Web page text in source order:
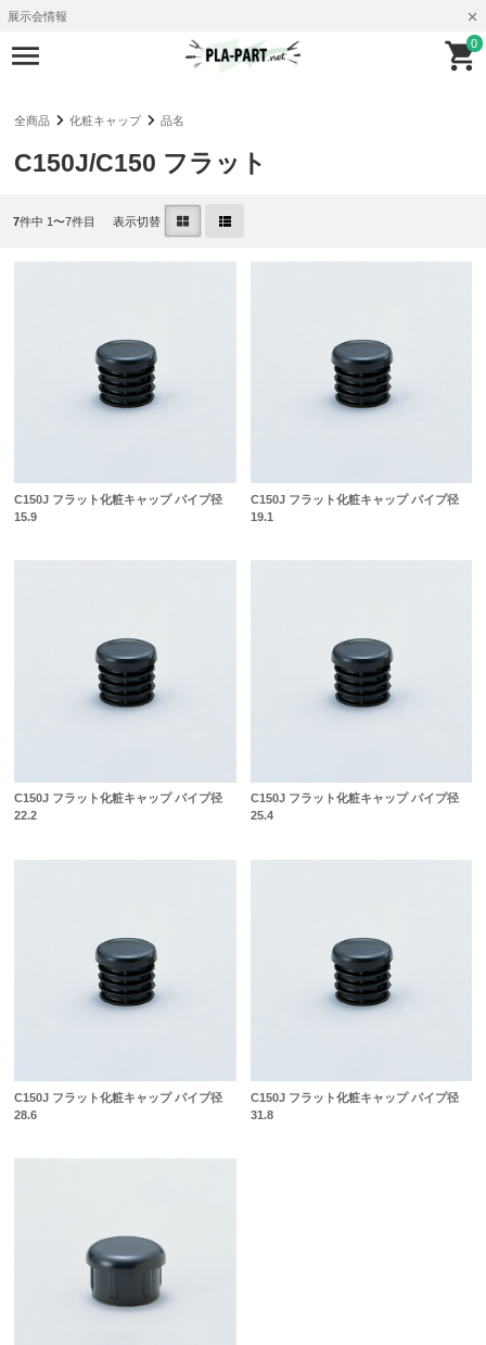
展示会情報
0
全商品 化粧キャップ 品名
C150J/C150 フラット
7件中 1〜7件目 表示切替
C150J フラット化粧キャップ パイプ径
15.9
C150J フラット化粧キャップ パイプ径
19.1
C150J フラット化粧キャップ パイプ径
22.2
C150J フラット化粧キャップ パイプ径
25.4
C150J フラット化粧キャップ パイプ径
28.6
C150J フラット化粧キャップ パイプ径
31.8